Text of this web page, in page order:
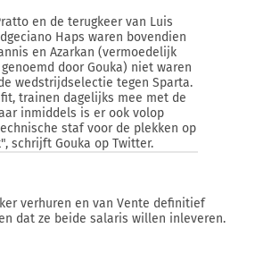
en de terugkeer van Luis
Haps waren bovendien
en Azarkan (vermoedelijk
door Gouka) niet waren
wedstrijdselectie tegen Sparta.
trainen dagelijks mee met de
inmiddels is er ook volop
staf voor de plekken op
schrijft Gouka op Twitter.
verhuren en van Vente definitief
dat ze beide salaris willen inleveren.